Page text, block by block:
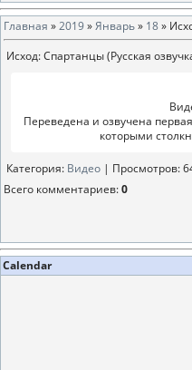
Главная »2019»Январь» 18»
Исход: Спартанцы (Русская
Переведена и озвучена
которыми
Категория: Видео | Просмотров:
Всего комментариев:0
Calendar